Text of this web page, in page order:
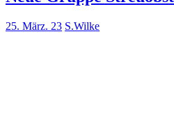
25. März. 23 S.Wilke